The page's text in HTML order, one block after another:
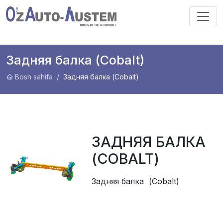
Задняя балка (Cobalt)
Bosh sahifa Задняя балка (Cobalt)
ЗАДНЯЯ БАЛКА
(COBALT)
Задняя балка (Cobalt)